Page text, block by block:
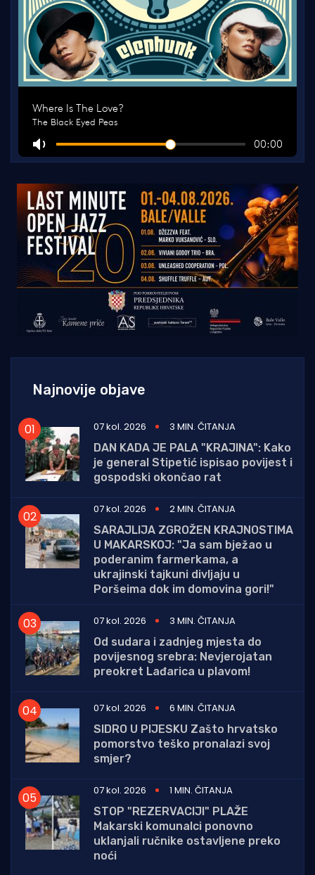
Najnovije objave
07 kol. 2026
3 MIN. ČITANJA
DAN KADA JE PALA "KRAJINA": Kako
je general Stipetić ispisao povijest i
gospodski okončao rat
07 kol. 2026
2 MIN. ČITANJA
SARAJLIJA ZGROŽEN KRAJNOSTIMA
U MAKARSKOJ: "Ja sam bježao u
poderanim farmerkama, a
ukrajinski tajkuni divljaju u
Poršeima dok im domovina gori!"
07 kol. 2026
3 MIN. ČITANJA
Od sudara i zadnjeg mjesta do
povijesnog srebra: Nevjerojatan
preokret Lađarica u plavom!
07 kol. 2026
6 MIN. ČITANJA
SIDRO U PIJESKU Zašto hrvatsko
pomorstvo teško pronalazi svoj
smjer?
07 kol. 2026
1 MIN. ČITANJA
STOP "REZERVACIJI" PLAŽE
Makarski komunalci ponovno
uklanjali ručnike ostavljene preko
noći